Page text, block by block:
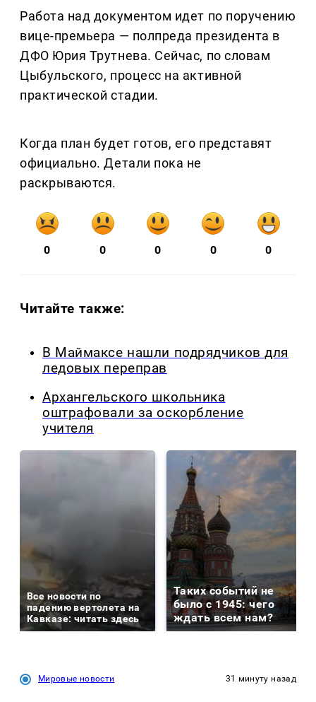
Работа над документом идет по поручению
вице-премьера — полпреда президента в
ДФО Юрия Трутнева. Сейчас, по словам
Цыбульского, процесс на активной
практической стадии.
Когда план будет готов, его представят
официально. Детали пока не
раскрываются.
0 0 0 0 0
Читайте также:
В Маймаксе нашли подрядчиков для
ледовых переправ
Архангельского школьника
оштрафовали за оскорбление
учителя
Все новости по
падению вертолета на
Кавказе: читать здесь
Таких событий не
было с 1945: чего
ждать всем нам?
Мировые новости 31 минуту назад